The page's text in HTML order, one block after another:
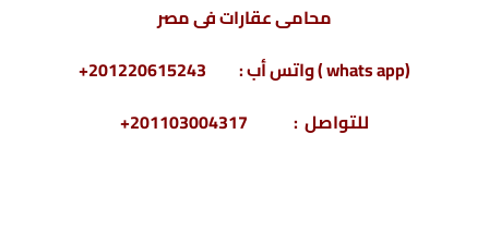
محامى عقارات فى مصر
(whats app ) واتس أب : 201220615243+
للتواصل : 201103004317+